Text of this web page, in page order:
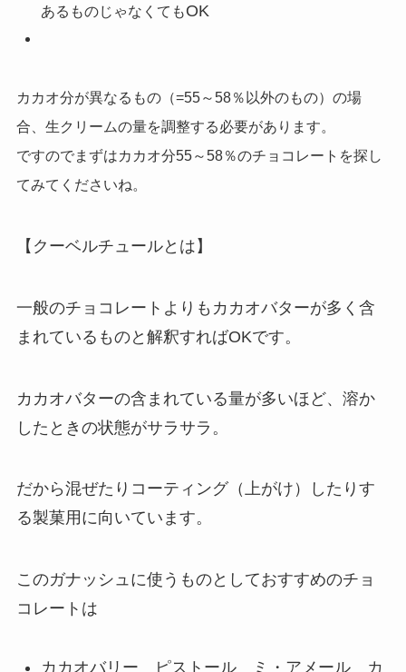
あるものじゃなくてもOK
カカオ分が異なるもの（=55～58％以外のもの）の場
合、生クリームの量を調整する必要があります。
ですのでまずはカカオ分55～58％のチョコレートを探し
てみてくださいね。
【クーベルチュールとは】
一般のチョコレートよりもカカオバターが多く含
まれているものと解釈すればOKです。
カカオバターの含まれている量が多いほど、溶か
したときの状態がサラサラ。
だから混ぜたりコーティング（上がけ）したりす
る製菓用に向いています。
このガナッシュに使うものとしておすすめのチョ
コレートは
カカオバリー ピストール ミ・アメール カ